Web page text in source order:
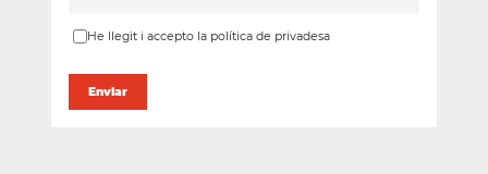
He llegit i accepto la política de privadesa